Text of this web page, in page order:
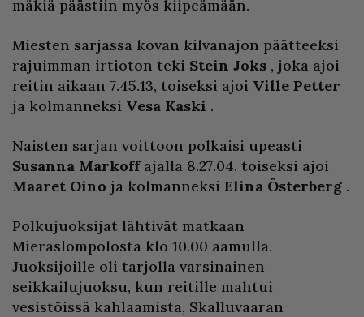
mäkiä päästiin myös kiipeämään.
Miesten sarjassa kovan kilvanajon päätteeksi
rajuimman irtioton teki Stein Joks , joka ajoi
reitin aikaan 7.45.13, toiseksi ajoi Ville Petter
ja kolmanneksi Vesa Kaski .
Naisten sarjan voittoon polkaisi upeasti
Susanna Markoff ajalla 8.27.04, toiseksi ajoi
Maaret Oino ja kolmanneksi Elina Österberg .
Polkujuoksijat lähtivät matkaan
Mieraslompolosta klo 10.00 aamulla.
Juoksijoille oli tarjolla varsinainen
seikkailujuoksu, kun reitille mahtui
vesistöissä kahlaamista, Skalluvaaran